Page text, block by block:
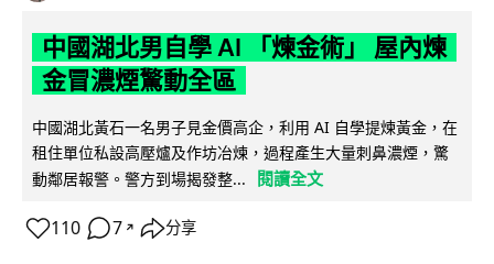
中國湖北男自學 AI 「煉金術」 屋內煉
金冒濃煙驚動全區
中國湖北黃石一名男子見金價高企，利用 AI 自學提煉黃金，在
租住單位私設高壓爐及作坊冶煉，過程產生大量刺鼻濃煙，驚
動鄰居報警。警方到場揭發整...
閱讀全文
110 7 ↗ 分享